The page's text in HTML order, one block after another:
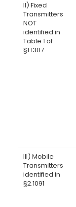
II) Fixed
Transmitters
NOT
identified in
Table 1 of
§1.1307
III) Mobile
Transmitters
identified in
§2.1091